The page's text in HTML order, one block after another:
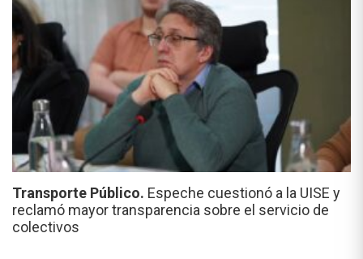
Transporte Público. Espeche cuestionó a la UISE y
reclamó mayor transparencia sobre el servicio de
colectivos